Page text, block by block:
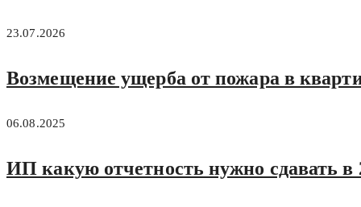
23.07.2026
Возмещение ущерба от пожара в
06.08.2025
ИП какую отчетность нужно сдавать